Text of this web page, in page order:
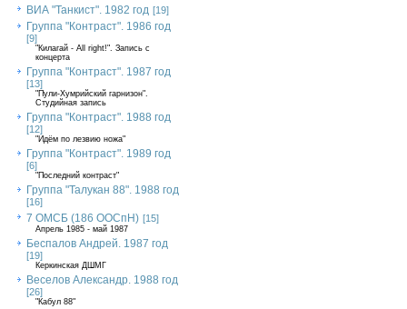
ВИА "Танкист". 1982 год [19]
Группа "Контраст". 1986 год
[9]
"Килагай - All right!". Запись с
концерта
Группа "Контраст". 1987 год
[13]
"Пули-Хумрийский гарнизон".
Студийная запись
Группа "Контраст". 1988 год
[12]
"Идём по лезвию ножа"
Группа "Контраст". 1989 год
[6]
"Последний контраст"
Группа "Талукан 88". 1988 год
[16]
7 ОМСБ (186 ООСпН) [15]
Апрель 1985 - май 1987
Беспалов Андрей. 1987 год
[19]
Керкинская ДШМГ
Веселов Александр. 1988 год
[26]
"Кабул 88"